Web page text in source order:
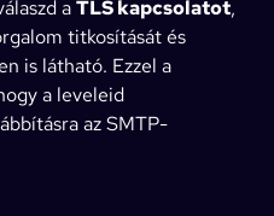
aTLS kapcsolatot,
titkosítását és
is látható. Ezzel a
a leveleid
az SMTP-